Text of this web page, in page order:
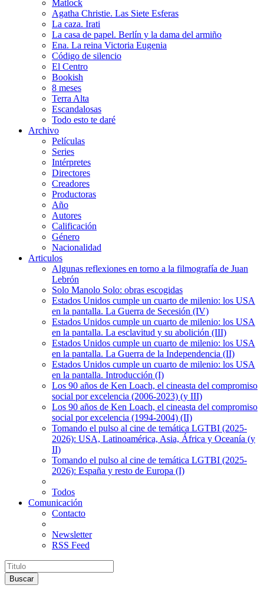
Matlock
Agatha Christie. Las Siete Esferas
La caza. Irati
La casa de papel. Berlín y la dama del armiño
Ena. La reina Victoria Eugenia
Código de silencio
El Centro
Bookish
8 meses
Terra Alta
Escandalosas
Todo esto te daré
Archivo
Películas
Series
Intérpretes
Directores
Creadores
Productoras
Año
Autores
Calificación
Género
Nacionalidad
Articulos
Algunas reflexiones en torno a la filmografía de Juan
Lebrón
Solo Manolo Solo: obras escogidas
Estados Unidos cumple un cuarto de milenio: los USA
en la pantalla. La Guerra de Secesión (IV)
Estados Unidos cumple un cuarto de milenio: los USA
en la pantalla. La esclavitud y su abolición (III)
Estados Unidos cumple un cuarto de milenio: los USA
en la pantalla. La Guerra de la Independencia (II)
Estados Unidos cumple un cuarto de milenio: los USA
en la pantalla. Introducción (I)
Los 90 años de Ken Loach, el cineasta del compromiso
social por excelencia (2006-2023) (y III)
Los 90 años de Ken Loach, el cineasta del compromiso
social por excelencia (1994-2004) (II)
Tomando el pulso al cine de temática LGTBI (2025-
2026): USA, Latinoamérica, Asia, África y Oceanía (y
II)
Tomando el pulso al cine de temática LGTBI (2025-
2026): España y resto de Europa (I)
Todos
Comunicación
Contacto
Newsletter
RSS Feed
Buscar